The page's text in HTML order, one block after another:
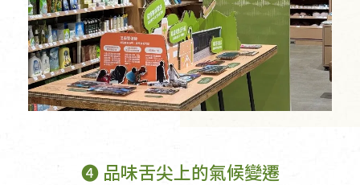
➍ 品味舌尖上的氣候變遷